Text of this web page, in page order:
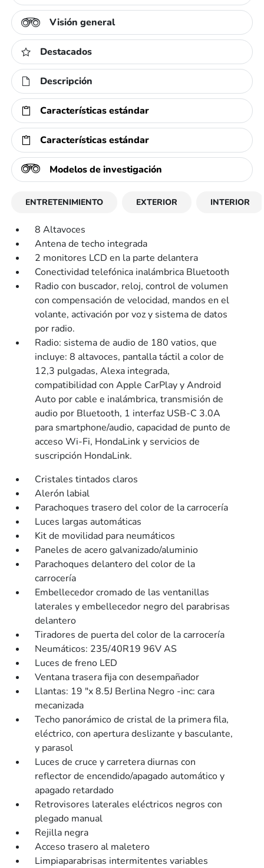
Visión general
Destacados
Descripción
Características estándar
Características estándar
Modelos de investigación
ENTRETENIMIENTO EXTERIOR INTERIOR
8 Altavoces
Antena de techo integrada
2 monitores LCD en la parte delantera
Conectividad telefónica inalámbrica Bluetooth
Radio con buscador, reloj, control de volumen
con compensación de velocidad, mandos en el
volante, activación por voz y sistema de datos
por radio.
Radio: sistema de audio de 180 vatios, que
incluye: 8 altavoces, pantalla táctil a color de
12,3 pulgadas, Alexa integrada,
compatibilidad con Apple CarPlay y Android
Auto por cable e inalámbrica, transmisión de
audio por Bluetooth, 1 interfaz USB-C 3.0A
para smartphone/audio, capacidad de punto de
acceso Wi-Fi, HondaLink y servicios de
suscripción HondaLink.
Cristales tintados claros
Alerón labial
Parachoques trasero del color de la carrocería
Luces largas automáticas
Kit de movilidad para neumáticos
Paneles de acero galvanizado/aluminio
Parachoques delantero del color de la
carrocería
Embellecedor cromado de las ventanillas
laterales y embellecedor negro del parabrisas
delantero
Tiradores de puerta del color de la carrocería
Neumáticos: 235/40R19 96V AS
Luces de freno LED
Ventana trasera fija con desempañador
Llantas: 19 "x 8.5J Berlina Negro -inc: cara
mecanizada
Techo panorámico de cristal de la primera fila,
eléctrico, con apertura deslizante y basculante,
y parasol
Luces de cruce y carretera diurnas con
reflector de encendido/apagado automático y
apagado retardado
Retrovisores laterales eléctricos negros con
plegado manual
Rejilla negra
Acceso trasero al maletero
Limpiaparabrisas intermitentes variables